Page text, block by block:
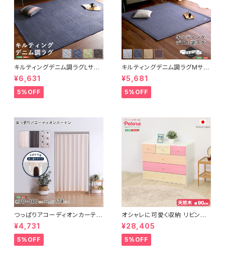
キルティングデニム調ラグLサイ
ズ(190x240cm)オールシーズ
ン、滑り止め付き、手洗い対応【D
erid-デリッド-】 DRG-L
¥6,631
5%OFF
キルティングデニム調ラグMサイ
ズ(185x185cm)オールシーズ
ン、滑り止め付き、手洗い対応【D
erid-デリッド-】 DRG-M
¥5,681
5%OFF
つっぱりアコーディオンカーテ
ン 100×174cm SH-16-TA
DC
¥4,731
5%OFF
オシャレに可愛く収納 リビング
用ローチェスト 4段 幅90cm
天然木（桐）日本製｜petora-
ペトラ- SH-08-PTR90
¥28,405
5%OFF